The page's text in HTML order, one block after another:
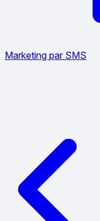
Marketing par SMS